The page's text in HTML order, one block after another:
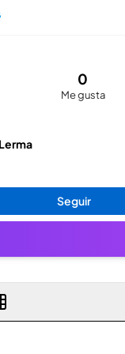
0
Me gusta
Seguir